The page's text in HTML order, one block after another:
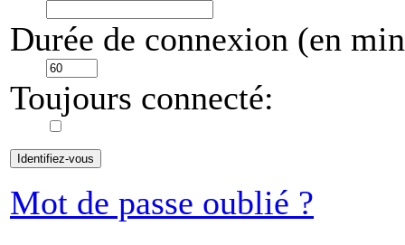
Durée de connexion (en
Toujours connecté:
Mot de passe oublié ?